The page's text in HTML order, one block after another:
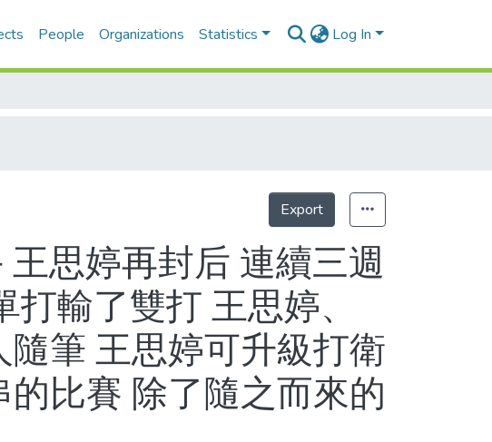
People Organizations Statistics Log In
Statistics
思婷再封后 連續三週
輸了雙打 王思婷、
筆 王思婷可升級打衛
比賽 除了隨之而來的